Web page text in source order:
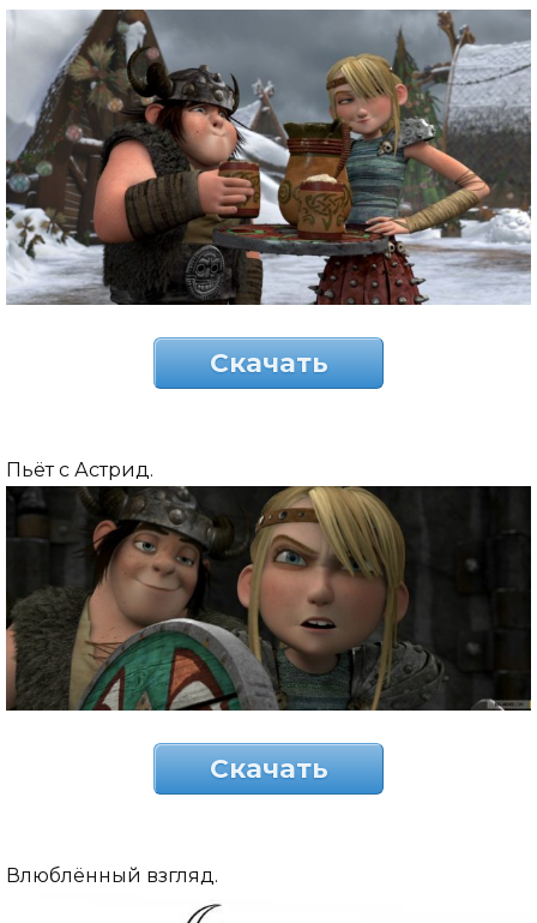
Скачать
Пьёт с Астрид.
Скачать
Влюблённый взгляд.